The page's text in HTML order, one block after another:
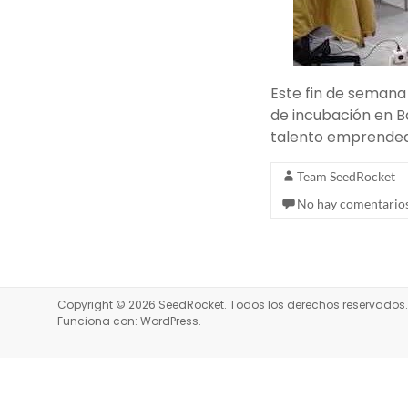
Este fin de
de incubación en
talento
Team SeedRocket
No hay
Copyright © 2026 SeedRocket. Todos los derechos
Funciona con: WordPress.